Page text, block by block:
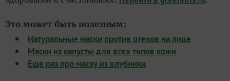
Это может быть полезным:
Натуральные маски против отеков на лице
Маски из капусты для всех типов кожи
Еще раз про маску из клубники